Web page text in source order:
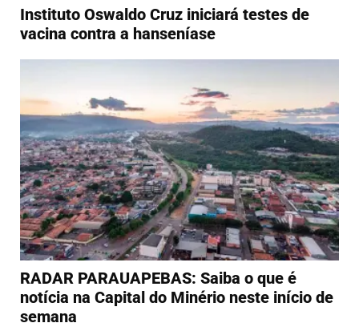
Instituto Oswaldo Cruz iniciará testes de
vacina contra a hanseníase
RADAR PARAUAPEBAS: Saiba o que é
notícia na Capital do Minério neste início de
semana